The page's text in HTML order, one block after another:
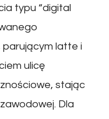
typu “digital
latte i
ulicę
stając
Dla